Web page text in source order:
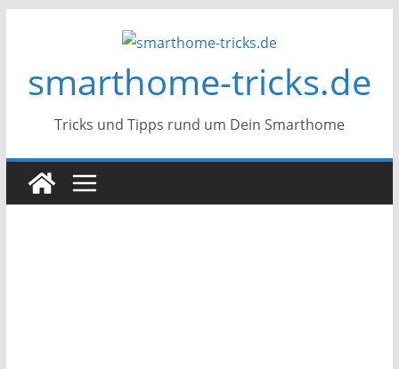
smarthome-tricks.de
Tricks und Tipps rund um Dein Smarthome